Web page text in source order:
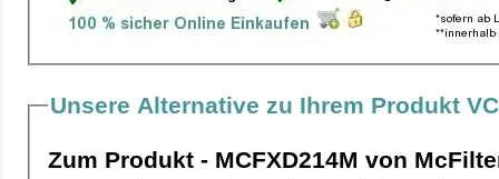
Unsere Alternative zu Ihrem Produkt
Zum Produkt - MCFXD214M von